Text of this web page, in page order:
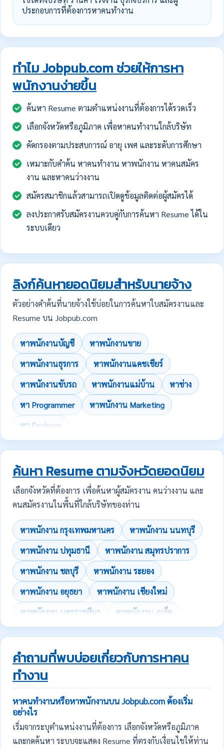
ประกอบการที่ต้องการหาคนทำงาน
ทำไม Jobpub.com ช่วยให้การหา
พนักงานง่ายขึ้น
ค้นหา Resume ตามตำแหน่งงานที่ต้องการได้รวดเร็ว
เลือกจังหวัดหรือภูมิภาค เพื่อหาคนทำงานใกล้บริษัท
คัดกรองตามประสบการณ์ อายุ เพศ และระดับการศึกษา
เหมาะกับคำค้น หาคนทำงาน หาพนักงาน หาคนสมัคร
งาน และหาคนว่างงาน
สมัครสมาชิกแล้วสามารถเปิดดูข้อมูลติดต่อผู้สมัครได้
ลงประกาศรับสมัครงานควบคู่กับการค้นหา Resume ได้ใน
ระบบเดียว
ลิงก์ค้นหายอดนิยมสำหรับนายจ้าง
ตัวอย่างคำค้นที่นายจ้างใช้บ่อยในการค้นหาใบสมัครงานและ
Resume บน Jobpub.com
หาพนักงานบัญชี
หาพนักงานขาย
หาพนักงานธุรการ
หาพนักงานแคชเชียร์
หาพนักงานขับรถ
หาพนักงานแม่บ้าน
หาช่าง
หา Programmer
หาพนักงาน Marketing
หา Engineer
ค้นหา Resume ตามจังหวัดยอดนิยม
เลือกจังหวัดที่ต้องการ เพื่อค้นหาผู้สมัครงาน คนว่างงาน และ
คนสมัครงานในพื้นที่ใกล้บริษัทของท่าน
หาพนักงาน กรุงเทพมหานคร
หาพนักงาน นนทบุรี
หาพนักงาน ปทุมธานี
หาพนักงาน สมุทรปราการ
หาพนักงาน ชลบุรี
หาพนักงาน ระยอง
หาพนักงาน อยุธยา
หาพนักงาน เชียงใหม่
หาพนักงาน นครราชสีมา
หาพนักงาน ภูเก็ต
คำถามที่พบบ่อยเกี่ยวกับการหาคน
ทำงาน
หาคนทำงานหรือหาพนักงานบน Jobpub.com ต้องเริ่ม
อย่างไร
เริ่มจากระบุตำแหน่งงานที่ต้องการ เลือกจังหวัดหรือภูมิภาค
และกดค้นหา ระบบจะแสดง Resume ที่ตรงกับเงื่อนไขให้ท่าน